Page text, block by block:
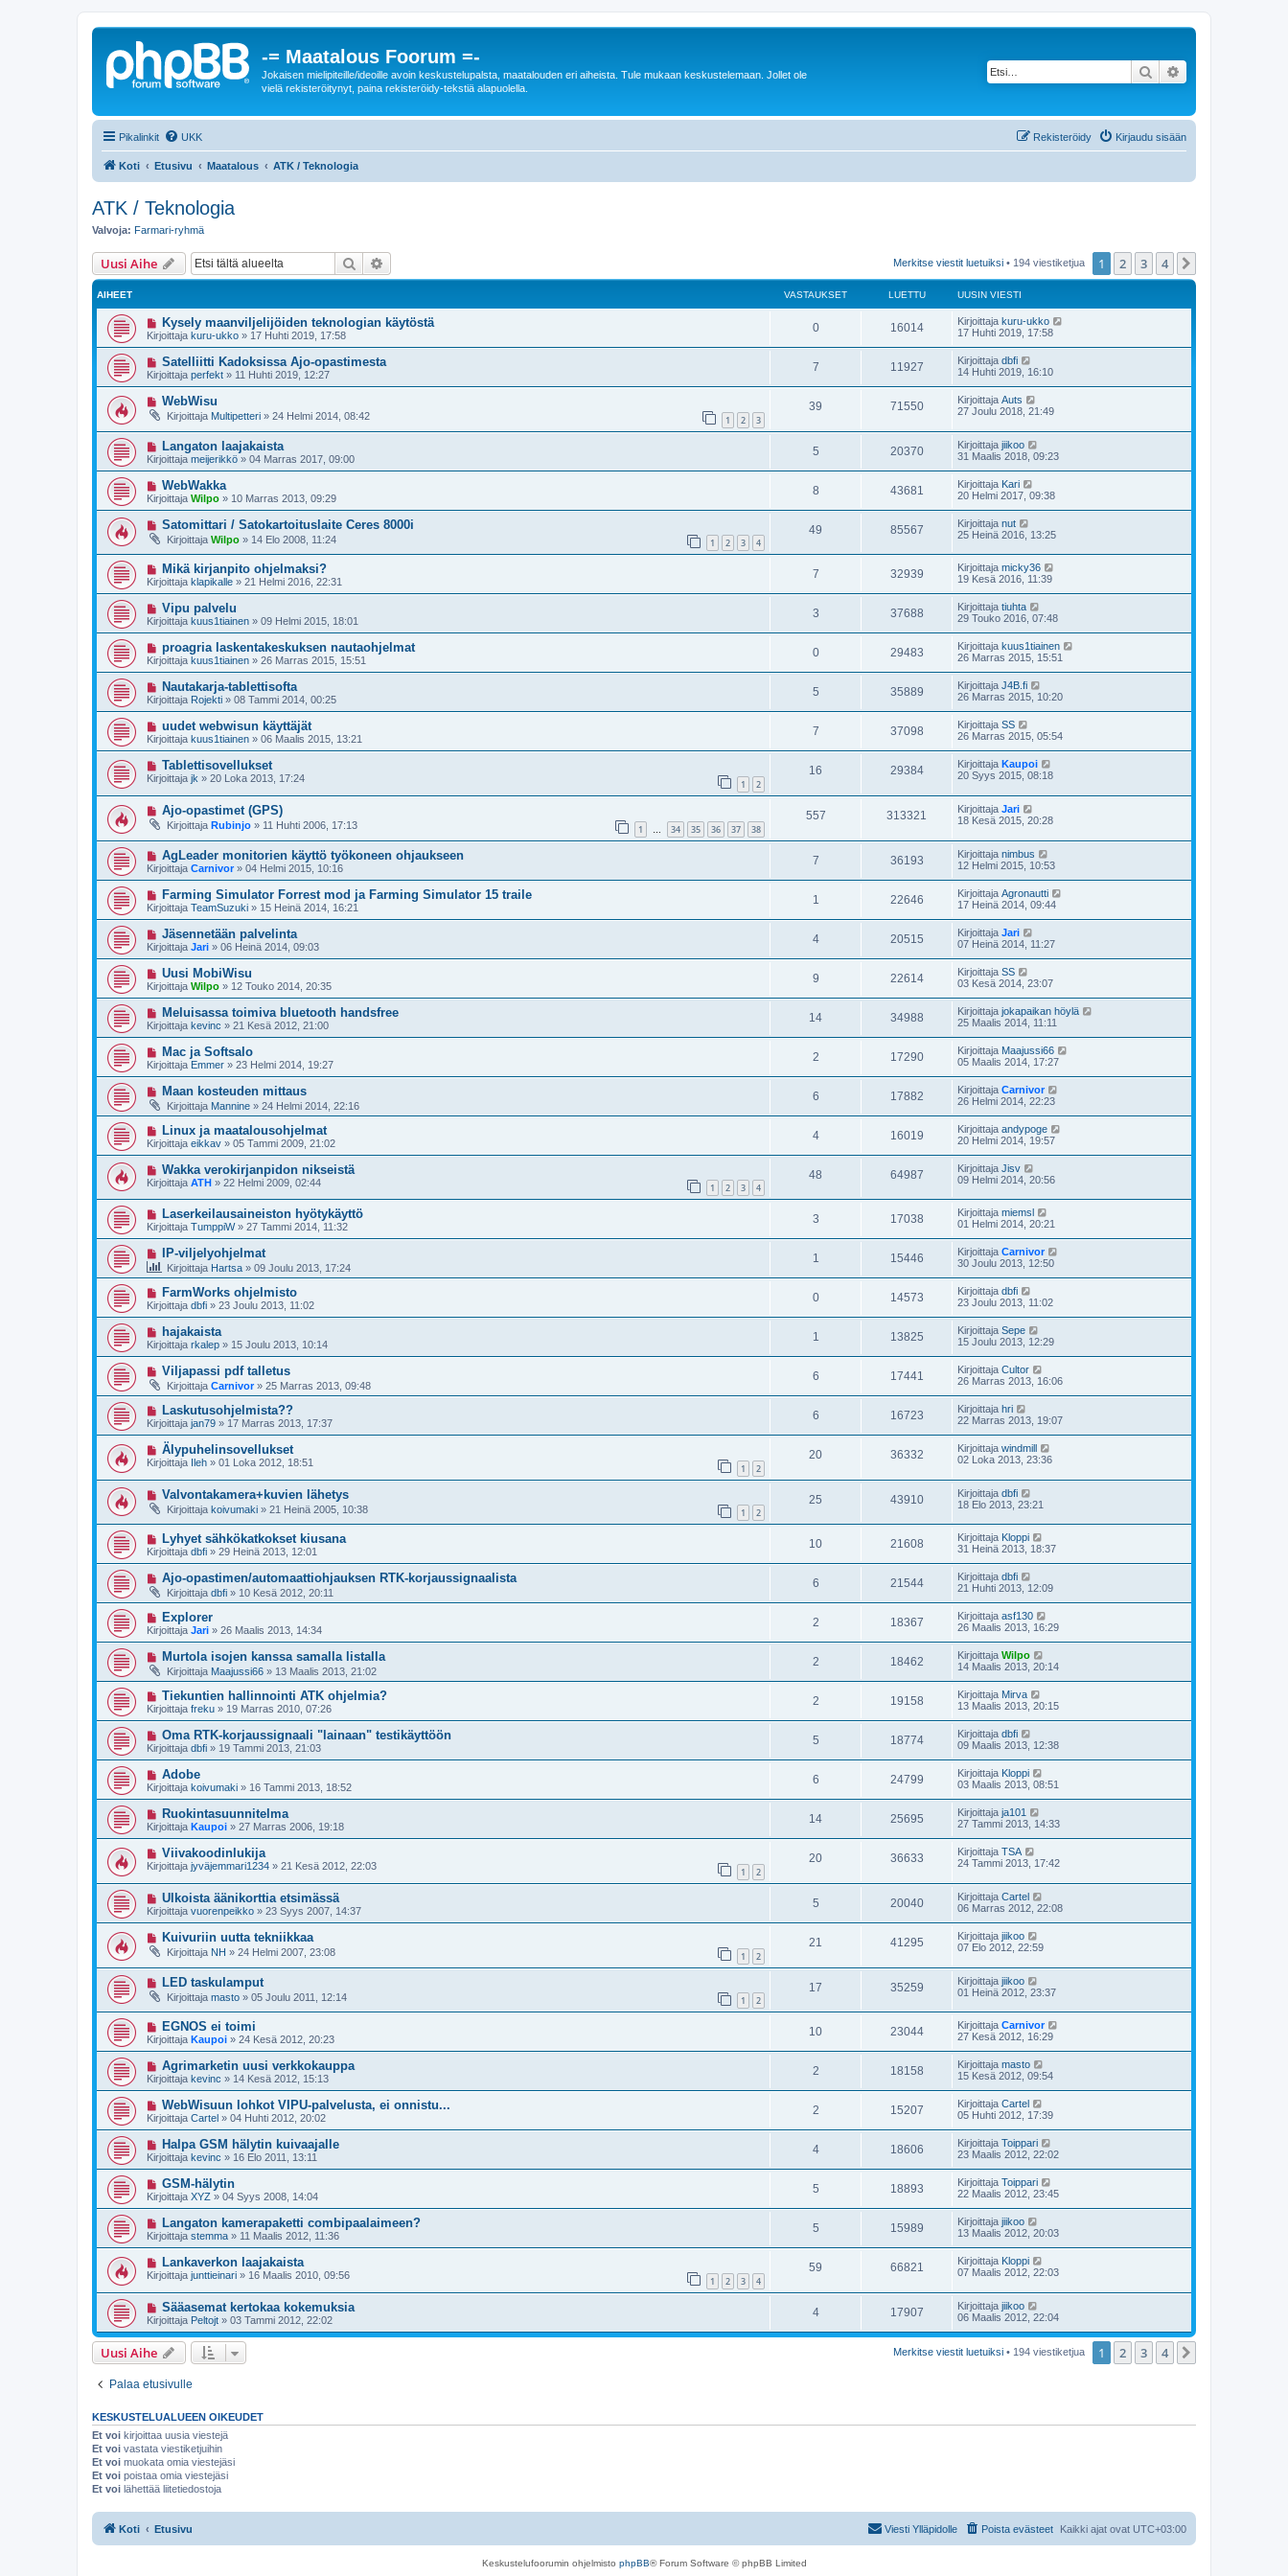
-= Maatalous Foorum =-
Jokaisen mielipiteille/ideoille avoin keskustelupalsta, maatalouden eri aiheista. Tule mukaan keskustelemaan. Jollet ole
vielä rekisteröitynyt, paina rekisteröidy-tekstiä alapuolella.
Etsi
Pikalinkit UKK Kirjaudu sisään
Rekisteröidy
Koti Etusivu Maatalous ATK / Teknologia
ATK / Teknologia
Valvoja: Farmari-ryhmä
Uusi Aihe Etsi Merkitse viestit luetuiksi • 194 viestiketjua 1 2 3 4
AIHEET VASTAUKSET LUETTU UUSIN VIESTI
Kysely maanviljelijöiden teknologian käytöstä
Kirjoittaja kuru-ukko » 17 Huhti 2019, 17:58
0 16014 Kirjoittaja kuru-ukko
17 Huhti 2019, 17:58
Satelliitti Kadoksissa Ajo-opastimesta
Kirjoittaja perfekt » 11 Huhti 2019, 12:27
7 11927 Kirjoittaja dbfi
14 Huhti 2019, 16:10
WebWisu
Kirjoittaja Multipetteri » 24 Helmi 2014, 08:42 1 2 3
39 71550 Kirjoittaja Auts
27 Joulu 2018, 21:49
Langaton laajakaista
Kirjoittaja meijerikkö » 04 Marras 2017, 09:00
5 20370 Kirjoittaja jiikoo
31 Maalis 2018, 09:23
WebWakka
Kirjoittaja Wilpo » 10 Marras 2013, 09:29
8 43681 Kirjoittaja Kari
20 Helmi 2017, 09:38
Satomittari / Satokartoituslaite Ceres 8000i
Kirjoittaja Wilpo » 14 Elo 2008, 11:24 1 2 3 4
49 85567 Kirjoittaja nut
25 Heinä 2016, 13:25
Mikä kirjanpito ohjelmaksi?
Kirjoittaja klapikalle » 21 Helmi 2016, 22:31
7 32939 Kirjoittaja micky36
19 Kesä 2016, 11:39
Vipu palvelu
Kirjoittaja kuus1tiainen » 09 Helmi 2015, 18:01
3 37688 Kirjoittaja tiuhta
29 Touko 2016, 07:48
proagria laskentakeskuksen nautaohjelmat
Kirjoittaja kuus1tiainen » 26 Marras 2015, 15:51
0 29483 Kirjoittaja kuus1tiainen
26 Marras 2015, 15:51
Nautakarja-tablettisofta
Kirjoittaja Rojekti » 08 Tammi 2014, 00:25
5 35889 Kirjoittaja J4B.fi
26 Marras 2015, 10:20
uudet webwisun käyttäjät
Kirjoittaja kuus1tiainen » 06 Maalis 2015, 13:21
7 37098 Kirjoittaja SS
26 Marras 2015, 05:54
Tablettisovellukset
Kirjoittaja jk » 20 Loka 2013, 17:24 1 2
16 29384 Kirjoittaja Kaupoi
20 Syys 2015, 08:18
Ajo-opastimet (GPS)
Kirjoittaja Rubinjo » 11 Huhti 2006, 17:13 1 … 34 35 36 37 38
557 313321 Kirjoittaja Jari
18 Kesä 2015, 20:28
AgLeader monitorien käyttö työkoneen ohjaukseen
Kirjoittaja Carnivor » 04 Helmi 2015, 10:16
7 36193 Kirjoittaja nimbus
12 Helmi 2015, 10:53
Farming Simulator Forrest mod ja Farming Simulator 15 traile
Kirjoittaja TeamSuzuki » 15 Heinä 2014, 16:21
1 22646 Kirjoittaja Agronautti
17 Heinä 2014, 09:44
Jäsennetään palvelinta
Kirjoittaja Jari » 06 Heinä 2014, 09:03
4 20515 Kirjoittaja Jari
07 Heinä 2014, 11:27
Uusi MobiWisu
Kirjoittaja Wilpo » 12 Touko 2014, 20:35
9 22614 Kirjoittaja SS
03 Kesä 2014, 23:07
Meluisassa toimiva bluetooth handsfree
Kirjoittaja kevinc » 21 Kesä 2012, 21:00
14 34988 Kirjoittaja jokapaikan höylä
25 Maalis 2014, 11:11
Mac ja Softsalo
Kirjoittaja Emmer » 23 Helmi 2014, 19:27
2 17290 Kirjoittaja Maajussi66
05 Maalis 2014, 17:27
Maan kosteuden mittaus
Kirjoittaja Mannine » 24 Helmi 2014, 22:16
6 17882 Kirjoittaja Carnivor
26 Helmi 2014, 22:23
Linux ja maatalousohjelmat
Kirjoittaja eikkav » 05 Tammi 2009, 21:02
4 16019 Kirjoittaja andypoge
20 Helmi 2014, 19:57
Wakka verokirjanpidon nikseistä
Kirjoittaja ATH » 22 Helmi 2009, 02:44 1 2 3 4
48 64987 Kirjoittaja Jisv
09 Helmi 2014, 20:56
Laserkeilausaineiston hyötykäyttö
Kirjoittaja TumppiW» 27 Tammi 2014, 11:32
3 17038 Kirjoittaja miemsl
01 Helmi 2014, 20:21
IP-viljelyohjelmat
Kirjoittaja Hartsa » 09 Joulu 2013, 17:24
1 15446 Kirjoittaja Carnivor
30 Joulu 2013, 12:50
FarmWorks ohjelmisto
Kirjoittaja dbfi » 23 Joulu 2013, 11:02
0 14573 Kirjoittaja dbfi
23 Joulu 2013, 11:02
hajakaista
Kirjoittaja rkalep » 15 Joulu 2013, 10:14
1 13825 Kirjoittaja Sepe
15 Joulu 2013, 12:29
Viljapassi pdf talletus
Kirjoittaja Carnivor» 25 Marras 2013, 09:48
6 17441 Kirjoittaja Cultor
26 Marras 2013, 16:06
Laskutusohjelmista??
Kirjoittaja jan79 » 17 Marras 2013, 17:37
6 16723 Kirjoittaja hri
22 Marras 2013, 19:07
Älypuhelinsovellukset
Kirjoittaja Ileh » 01 Loka 2012, 18:51 1 2
20 36332 Kirjoittaja windmill
02 Loka 2013, 23:36
Valvontakamera+kuvien lähetys
Kirjoittaja koivumaki » 21 Heinä 2005, 10:38 1 2
25 43910 Kirjoittaja dbfi
18 Elo 2013, 23:21
Lyhyet sähkökatkokset kiusana
Kirjoittaja dbfi » 29 Heinä 2013, 12:01
10 21608 Kirjoittaja Kloppi
31 Heinä 2013, 18:37
Ajo-opastimen/automaattiohjauksen RTK-korjaussignaalista
Kirjoittaja dbfi » 10 Kesä 2012, 20:11
6 21544 Kirjoittaja dbfi
21 Huhti 2013, 12:09
Explorer
Kirjoittaja Jari » 26 Maalis 2013, 14:34
2 18367 Kirjoittaja asf130
26 Maalis 2013, 16:29
Murtola isojen kanssa samalla listalla
Kirjoittaja Maajussi66 » 13 Maalis 2013, 21:02
2 18462 Kirjoittaja Wilpo
14 Maalis 2013, 20:14
Tiekuntien hallinnointi ATK ohjelmia?
Kirjoittaja freku » 19 Marras 2010, 07:26
2 19158 Kirjoittaja Mirva
13 Maalis 2013, 20:15
Oma RTK-korjaussignaali "lainaan" testikäyttöön
Kirjoittaja dbfi » 19 Tammi 2013, 21:03
5 18774 Kirjoittaja dbfi
09 Maalis 2013, 12:38
Adobe
Kirjoittaja koivumaki » 16 Tammi 2013, 18:52
6 24799 Kirjoittaja Kloppi
03 Maalis 2013, 08:51
Ruokintasuunnitelma
Kirjoittaja Kaupoi » 27 Marras 2006, 19:18
14 25695 Kirjoittaja ja101
27 Tammi 2013, 14:33
Viivakoodinlukija
Kirjoittaja jyväjemmari1234 » 21 Kesä 2012, 22:03 1 2
20 36633 Kirjoittaja TSA
24 Tammi 2013, 17:42
Ulkoista äänikorttia etsimässä
Kirjoittaja vuorenpeikko » 23 Syys 2007, 14:37
5 20040 Kirjoittaja Cartel
06 Marras 2012, 22:08
Kuivuriin uutta tekniikkaa
Kirjoittaja NH » 24 Helmi 2007, 23:08 1 2
21 41295 Kirjoittaja jiikoo
07 Elo 2012, 22:59
LED taskulamput
Kirjoittaja masto » 05 Joulu 2011, 12:14 1 2
17 35259 Kirjoittaja jiikoo
01 Heinä 2012, 23:37
EGNOS ei toimi
Kirjoittaja Kaupoi » 24 Kesä 2012, 20:23
10 23044 Kirjoittaja Carnivor
27 Kesä 2012, 16:29
Agrimarketin uusi verkkokauppa
Kirjoittaja kevinc » 14 Kesä 2012, 15:13
2 18158 Kirjoittaja masto
15 Kesä 2012, 09:54
WebWisuun lohkot VIPU-palvelusta, ei onnistu...
Kirjoittaja Cartel » 04 Huhti 2012, 20:02
2 15207 Kirjoittaja Cartel
05 Huhti 2012, 17:39
Halpa GSM hälytin kuivaajalle
Kirjoittaja kevinc » 16 Elo 2011, 13:11
4 18606 Kirjoittaja Toippari
23 Maalis 2012, 22:02
GSM-hälytin
Kirjoittaja XYZ » 04 Syys 2008, 14:04
5 18893 Kirjoittaja Toippari
22 Maalis 2012, 23:45
Langaton kamerapaketti combipaalaimeen?
Kirjoittaja stemma » 11 Maalis 2012, 11:36
5 15989 Kirjoittaja jiikoo
13 Maalis 2012, 20:03
Lankaverkon laajakaista
Kirjoittaja junttieinari » 16 Maalis 2010, 09:56 1 2 3 4
59 66821 Kirjoittaja Kloppi
07 Maalis 2012, 22:03
Sääasemat kertokaa kokemuksia
Kirjoittaja Peltojt » 03 Tammi 2012, 22:02
4 17907 Kirjoittaja jiikoo
06 Maalis 2012, 22:04
Uusi Aihe Merkitse viestit luetuiksi • 194 viestiketjua 1 2 3 4
Palaa etusivulle
KESKUSTELUALUEEN OIKEUDET
Et voi kirjoittaa uusia viestejä
Et voi vastata viestiketjuihin
Et voi muokata omia viestejäsi
Et voi poistaa omia viestejäsi
Et voi lähettää liitetiedostoja
Koti Etusivu Kaikki ajat ovat UTC+03:00
Poista evästeet
Viesti Ylläpidolle
Keskustelufoorumin ohjelmisto phpBB® Forum Software © phpBB Limited